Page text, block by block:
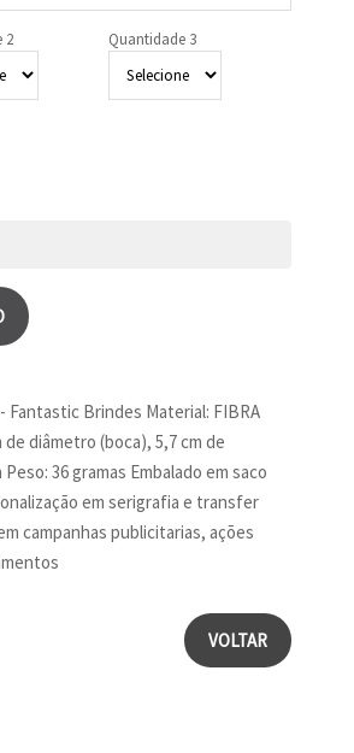
2 Quantidade 3
Fantastic Brindes Material: FIBRA
de diâmetro (boca), 5,7 cm de
36 gramas Embalado em saco
em serigrafia e transfer
campanhas publicitarias, ações
VOLTAR